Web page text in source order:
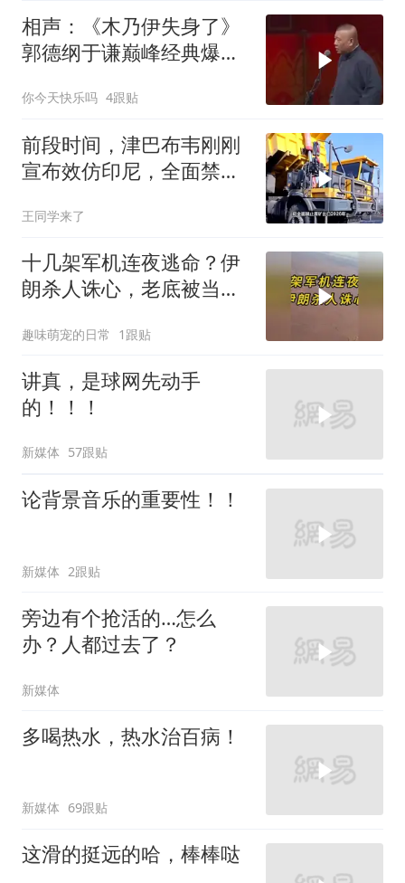
相声：《木乃伊失身了》
郭德纲于谦巅峰经典爆笑
你今天快乐吗 4跟贴
前段时间，津巴布韦刚刚
宣布效仿印尼，全面禁止
王同学来了
十几架军机连夜逃命？伊
朗杀人诛心，老底被当地
趣味萌宠的日常 1跟贴
讲真，是球网先动手
的！！！
新媒体 57跟贴
论背景音乐的重要性！！
新媒体 2跟贴
旁边有个抢活的…怎么
办？人都过去了？
新媒体
多喝热水，热水治百病！
新媒体 69跟贴
这滑的挺远的哈，棒棒哒